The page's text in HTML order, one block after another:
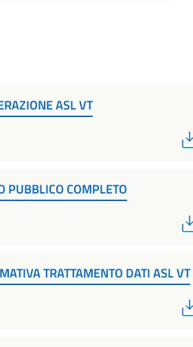
ASL VT
PUBBLICO COMPLETO
TRATTAMENTO DATI ASL VT